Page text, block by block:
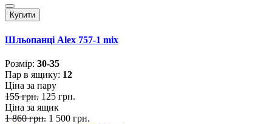
Купити
Шльопанці Alex 757-1 mix
Розмiр: 30-35
Пар в ящику: 12
Ціна за пару
155 грн. 125 грн.
Ціна за ящик
1 860 грн. 1 500 грн.